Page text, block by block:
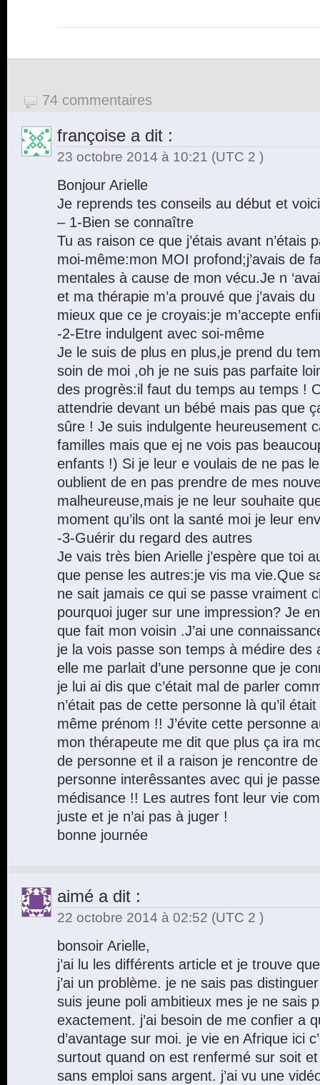
74 commentaires
françoise a dit :
23 octobre 2014 à 10:21 (UTC 2 )
Bonjour Arielle
Je reprends tes conseils au début et
– 1-Bien se connaître
Tu as raison ce que j’étais avant n’étais
moi-même:mon MOI profond;j’avais de
mentales à cause de mon vécu.Je n
et ma thérapie m’a prouvé que j’avais
mieux que ce je croyais:je m’accepte
-2-Etre indulgent avec soi-même
Je le suis de plus en plus,je prend du
soin de moi ,oh je ne suis pas parfaite
des progrès:il faut du temps au temps !
attendrie devant un bébé mais pas que
sûre ! Je suis indulgente heureusement
familles mais que ej ne vois pas
enfants !) Si je leur e voulais de ne pas
oublient de en pas prendre de mes
malheureuse,mais je ne leur souhaite
moment qu’ils ont la santé moi je leur
-3-Guérir du regard des autres
Je vais très bien Arielle j’espère que toi
que pense les autres:je vis ma vie.Que
ne sait jamais ce qui se passe vraiment
pourquoi juger sur une impression? Je
que fait mon voisin .J’ai une
je la vois passe son temps à médire des
elle me parlait d’une personne que je
je lui ai dis que c’était mal de parler
n’était pas de cette personne là qu’il
même prénom !! J’évite cette personne
mon thérapeute me dit que plus ça ira
de personne et il a raison je rencontre
personne interêssantes avec qui je
médisance !! Les autres font leur vie
juste et je n’ai pas à juger !
bonne journée
aimé a dit :
22 octobre 2014 à 02:52 (UTC 2 )
bonsoir Arielle,
j’ai lu les différents article et je trouve
j’ai un problème. je ne sais pas
suis jeune poli ambitieux mes je ne sais
exactement. j’ai besoin de me confier a
d’avantage sur moi. je vie en Afrique ici
surtout quand on est renfermé sur soit
sans emploi sans argent. j’ai vu une